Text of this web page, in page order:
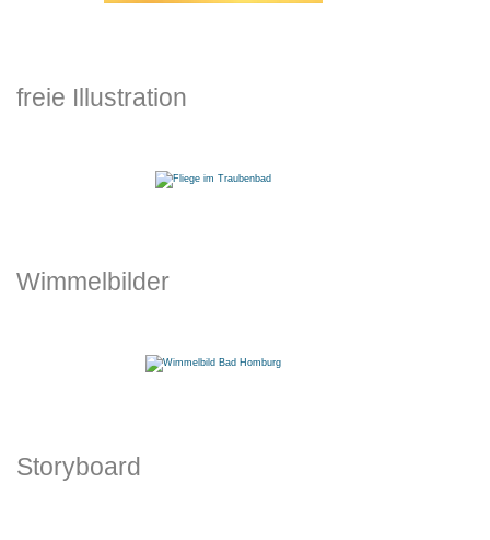
freie Illustration
Wimmelbilder
Storyboard